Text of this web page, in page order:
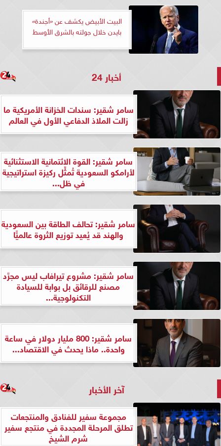
البيت الأبيض يكشف عن «أجندة»
بايدن خلال جولته بالشرق الأوسط
أخبار 24
سامر شقير: سندات الخزانة الأمريكية ما
زالت الملاذ الدفاعي الأول في العالم
سامر شقير: القوة الائتمانية الاستثنائية
لأرامكو السعودية تُمثِّل ركيزة استراتيجية
في ظل...
سامر شقير: تحالف الطاقة بين السعودية
والهند قد يُعيد توزيع الثروة عالميًّا
سامر شقير: مشروع تيرافاب ليس مجرَّد
مصنع للرقائق بل بوابة للسيادة
التكنولوجية...
سامر شقير: 800 مليار دولار في ساعة
واحدة.. ماذا يحدث في الاقتصاد...
آخر الأخبار
مجموعة سفير للفنادق والمنتجعات
تطلق المرحلة المجددة في منتجع سفير
شرم الشيخ